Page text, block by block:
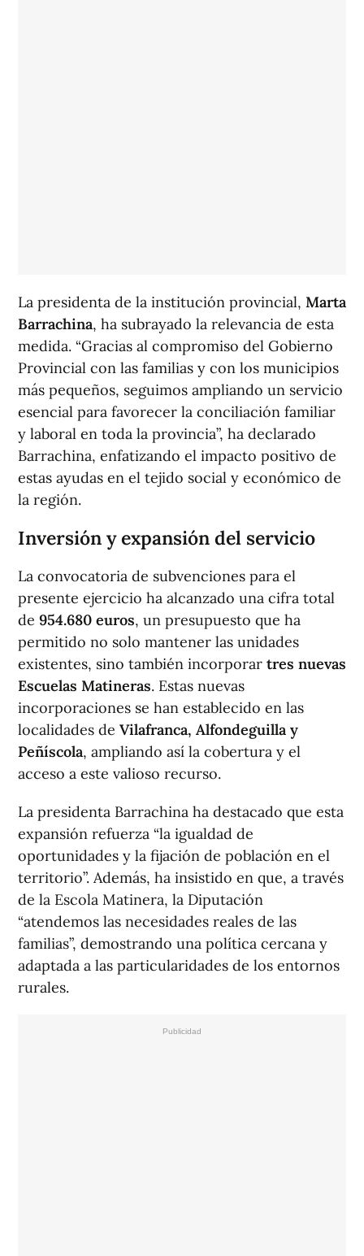
La presidenta de la institución provincial, Marta
Barrachina, ha subrayado la relevancia de esta
medida. “Gracias al compromiso del Gobierno
Provincial con las familias y con los municipios
más pequeños, seguimos ampliando un servicio
esencial para favorecer la conciliación familiar
y laboral en toda la provincia”, ha declarado
Barrachina, enfatizando el impacto positivo de
estas ayudas en el tejido social y económico de
la región.
Inversión y expansión del servicio
La convocatoria de subvenciones para el
presente ejercicio ha alcanzado una cifra total
de 954.680 euros, un presupuesto que ha
permitido no solo mantener las unidades
existentes, sino también incorporar tres nuevas
Escuelas Matineras. Estas nuevas
incorporaciones se han establecido en las
localidades de Vilafranca, Alfondeguilla y
Peñíscola, ampliando así la cobertura y el
acceso a este valioso recurso.
La presidenta Barrachina ha destacado que esta
expansión refuerza “la igualdad de
oportunidades y la fijación de población en el
territorio”. Además, ha insistido en que, a través
de la Escola Matinera, la Diputación
“atendemos las necesidades reales de las
familias”, demostrando una política cercana y
adaptada a las particularidades de los entornos
rurales.